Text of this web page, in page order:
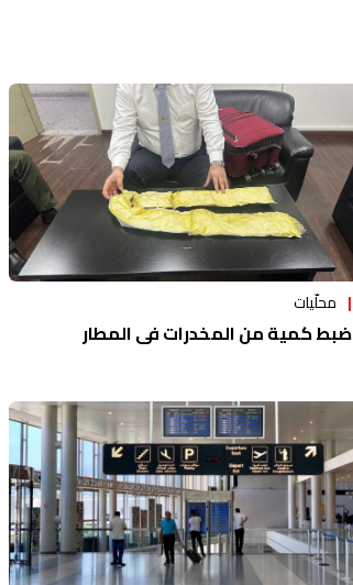
محلّيات
ضبط كمية من المخدرات في المطار